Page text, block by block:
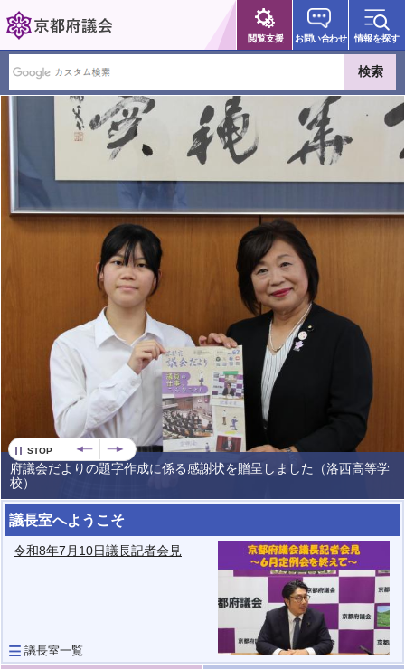
京都府議会
閲覧支援 お問い合わせ 情報を探す
府議会だよりの題字作成に係る感謝状を贈呈しました（洛西高等学
校）
STOP
議長室へようこそ
令和8年7月10日議長記者会見
議長室一覧